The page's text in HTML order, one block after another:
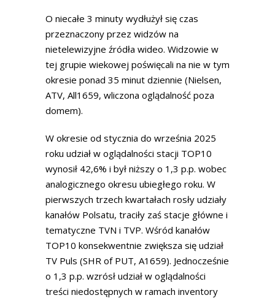
O niecałe 3 minuty wydłużył się czas
przeznaczony przez widzów na
nietelewizyjne źródła wideo. Widzowie w
tej grupie wiekowej poświęcali na nie w tym
okresie ponad 35 minut dziennie (Nielsen,
ATV, All1659, wliczona oglądalność poza
domem).
W okresie od stycznia do września 2025
roku udział w oglądalności stacji TOP10
wynosił 42,6% i był niższy o 1,3 p.p. wobec
analogicznego okresu ubiegłego roku. W
pierwszych trzech kwartałach rosły udziały
kanałów Polsatu, traciły zaś stacje główne i
tematyczne TVN i TVP. Wśród kanałów
TOP10 konsekwentnie zwiększa się udział
TV Puls (SHR of PUT, A1659). Jednocześnie
o 1,3 p.p. wzrósł udział w oglądalności
treści niedostępnych w ramach inventory